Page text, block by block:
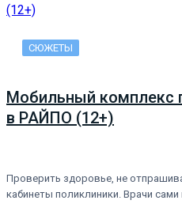
СЮЖЕТЫ
Мобильный комплекс
в РАЙПО (12+)
Проверить здоровье, не
кабинеты поликлиники. Врачи